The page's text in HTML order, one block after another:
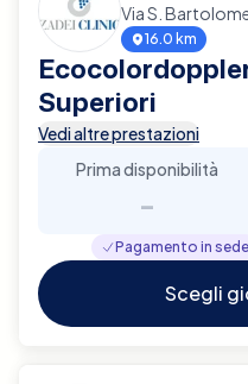
Via S.
16.0 km
Superiori
Vedi altre prestazioni
Prima disponibilità
-
Pagamento in sede
Scegli